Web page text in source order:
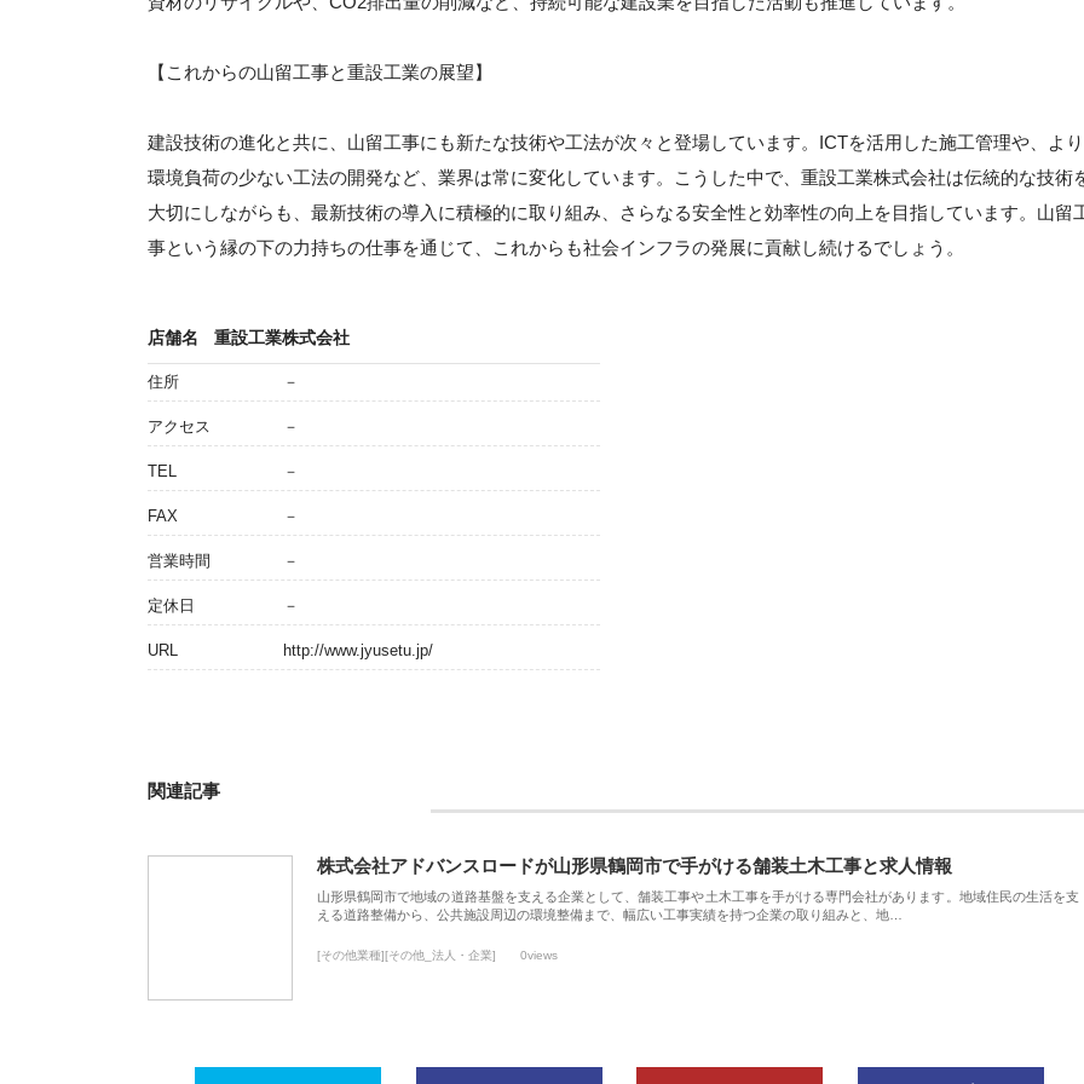
【これからの山留工事と重設工業の展望】
建設技術の進化と共に、山留工事にも新たな技術や工法が次々と登場しています。ICTを活用した施工管理や、より
環境負荷の少ない工法の開発など、業界は常に変化しています。こうした中で、重設工業株式会社は伝統的な技術
大切にしながらも、最新技術の導入に積極的に取り組み、さらなる安全性と効率性の向上を目指しています。山留
事という縁の下の力持ちの仕事を通じて、これからも社会インフラの発展に貢献し続けるでしょう。
店舗名 重設工業株式会社
住所 －
アクセス －
TEL －
FAX －
営業時間 －
定休日 －
URL http://www.jyusetu.jp/
関連記事
株式会社アドバンスロードが山形県鶴岡市で手がける舗装土木工事と求人情報
山形県鶴岡市で地域の道路基盤を支える企業として、舗装工事や土木工事を手がける専門会社があります。地域住民の生活を支
える道路整備から、公共施設周辺の環境整備まで、幅広い工事実績を持つ企業の取り組みと、地…
[その他業種][その他_法人・企業] 0views